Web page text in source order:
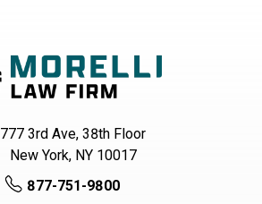
777 3rd Ave, 38th Floor
New York, NY 10017
877-751-9800